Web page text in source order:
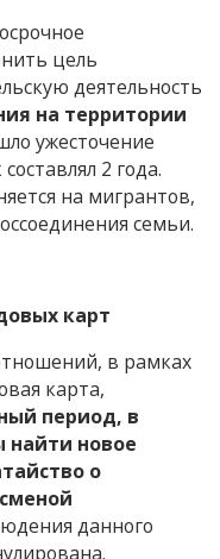
цель
деятельность
на территории
ужесточение
2 года.
на мигрантов,
семьи.
карт
в рамках
карта,
период, в
найти новое
о
данного